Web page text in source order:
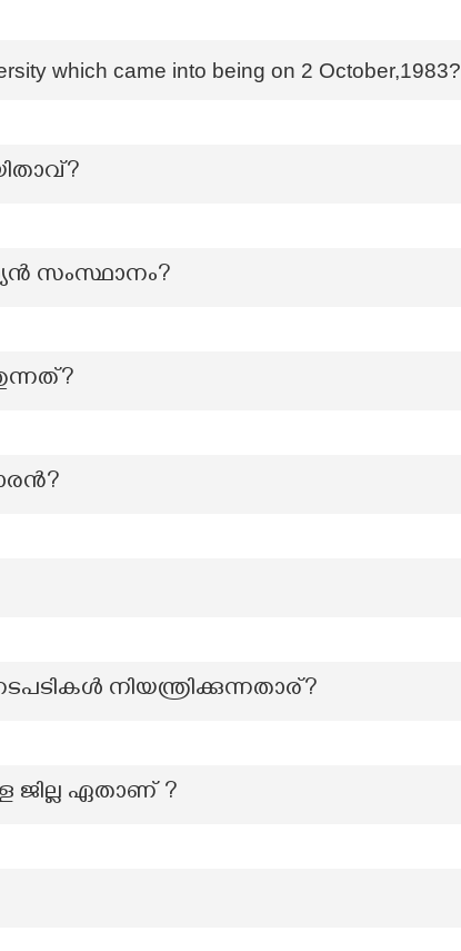
which came into being on 2 October,1983?
സംസ്ഥാനം?
നിയന്ത്രിക്കുന്നതാര്?
ജില്ല ഏതാണ് ?